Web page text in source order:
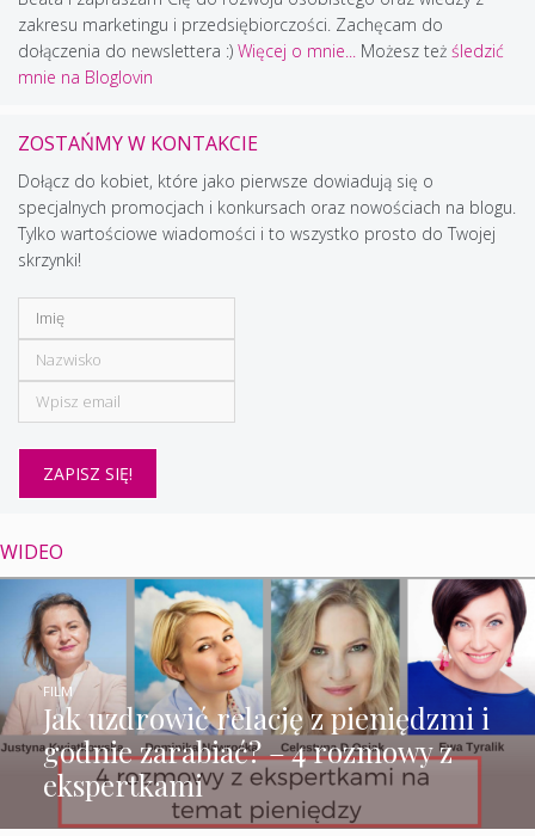
zakresu marketingu i przedsiębiorczości. Zachęcam do
dołączenia do newslettera :) Więcej o mnie... Możesz też śledzić
mnie na Bloglovin
ZOSTAŃMY W KONTAKCIE
Dołącz do kobiet, które jako pierwsze dowiadują się o
specjalnych promocjach i konkursach oraz nowościach na blogu.
Tylko wartościowe wiadomości i to wszystko prosto do Twojej
skrzynki!
WIDEO
Jak uzdrowić relację z pieniędzmi i
godnie zarabiać? – 4 rozmowy z
ekspertkami
FILM